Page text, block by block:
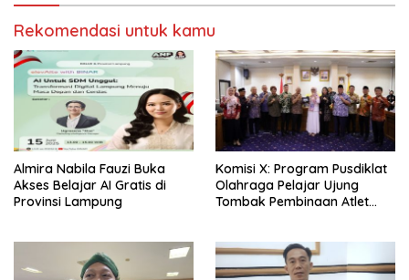
Rekomendasi untuk kamu
Almira Nabila Fauzi Buka
Akses Belajar AI Gratis di
Provinsi Lampung
Komisi X: Program Pusdiklat
Olahraga Pelajar Ujung
Tombak Pembinaan Atlet